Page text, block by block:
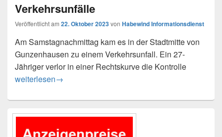
Verkehrsunfälle
Veröffentlicht am 22. Oktober 2023von Habewind Informationsdienst
Am Samstagnachmittag kam es in der Stadtmitte von
Gunzenhausen zu einem Verkehrsunfall. Ein 27-
Jähriger verlor in einer Rechtskurve die Kontrolle
Verkehrsunfälle
weiterlesen→
Primärer
Widgetbereich